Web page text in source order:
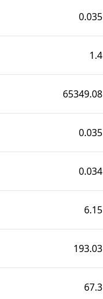
0.035
1.4
65349.08
0.035
0.034
6.15
193.03
67.3